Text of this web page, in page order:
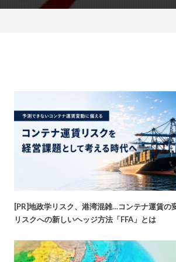
[PR]地政学リスク、港湾混雑…コンテナ運賃の
リスクへの新しいヘッジ方法「FFA」とは